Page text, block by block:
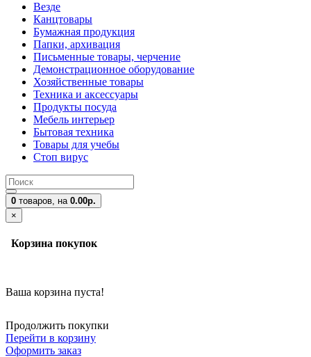
Везде
Канцтовары
Бумажная продукция
Папки, архивация
Письменные товары, черчение
Демонстрационное оборудование
Хозяйственные товары
Техника и аксессуары
Продукты посуда
Мебель интерьер
Бытовая техника
Товары для учебы
Стоп вирус
0 товаров, на 0.00р.
×
Корзина покупок
Ваша корзина пуста!
Продолжить покупки
Перейти в корзину
Оформить заказ